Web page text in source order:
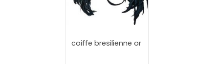
coiffe bresilienne or